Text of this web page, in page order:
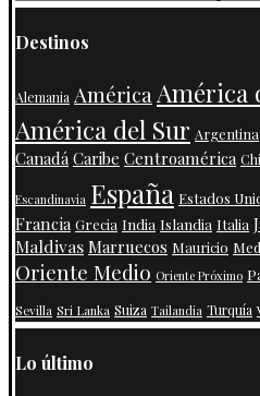
Destinos
Alemania AméricaAmérica
América del Sur Argentina
Canadá Caribe Centroamérica
Escandinavia España Estados
Francia Grecia India Islandia Italia
Maldivas Marruecos Mauricio
Oriente Medio Oriente Próximo
Sevilla Sri Lanka Suiza Tailandia Turquía
Lo último